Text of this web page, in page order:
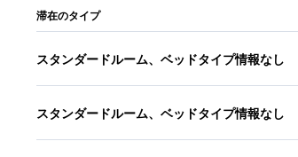
滞在のタイプ
スタンダードルーム、ベッドタイプ情報なし
スタンダードルーム、ベッドタイプ情報なし